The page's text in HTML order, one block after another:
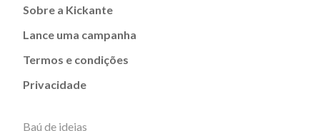
Sobre a Kickante
Lance uma campanha
Termos e condições
Privacidade
Baú de ideias